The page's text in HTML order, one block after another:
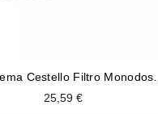
IMS
25,59 €